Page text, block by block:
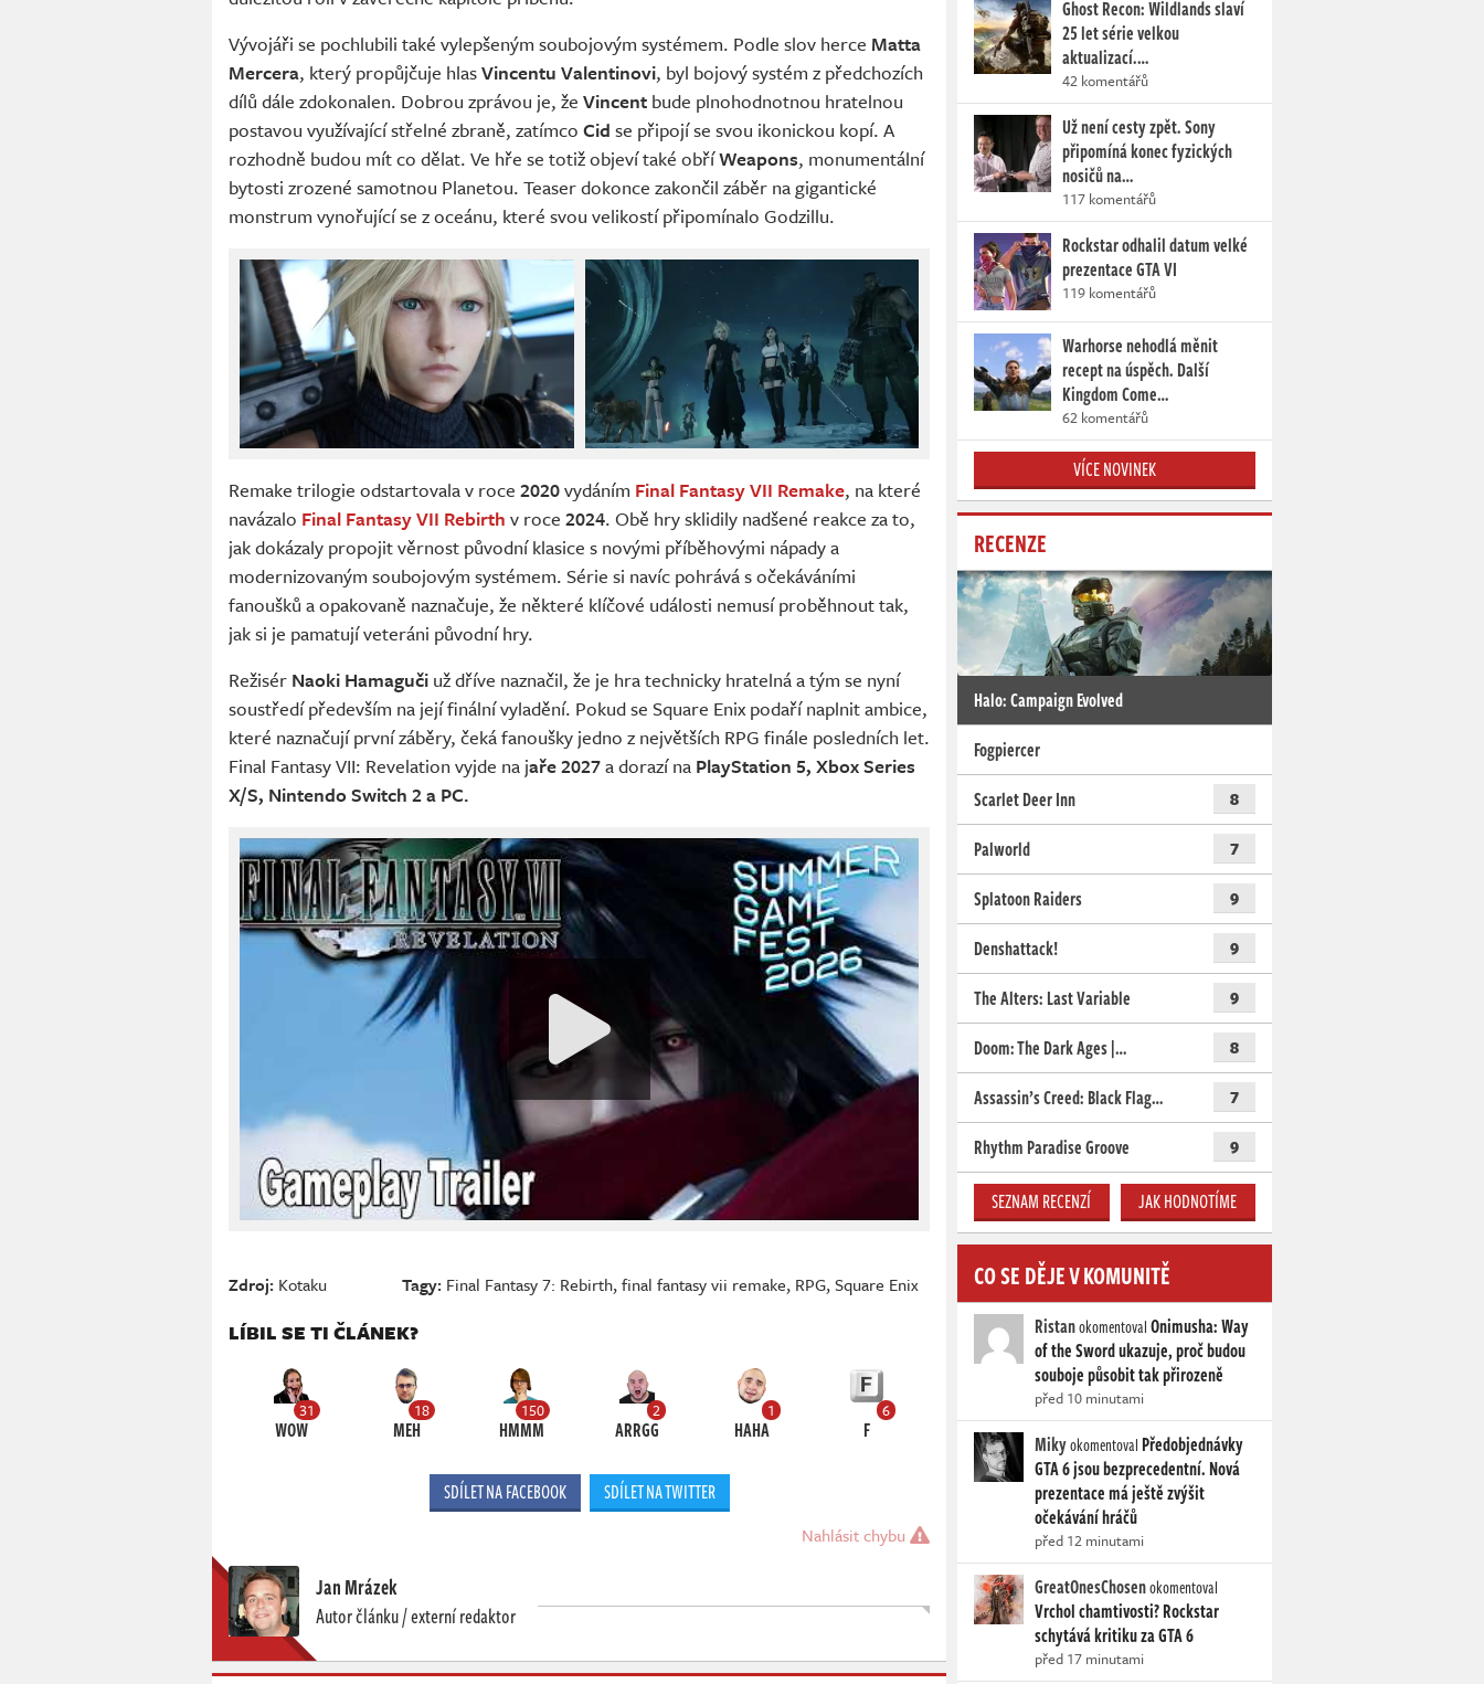
Vývojáři se pochlubili také vylepšeným soubojovým systémem. Podle slov herce Matta
Mercera, který propůjčuje hlasVincentu Valentinovi, byl bojový systém z předchozích
dílů dále zdokonalen. Dobrou zprávou je, že Vincent bude plnohodnotnou hratelnou
postavou využívající střelné zbraně, zatímco Cid se připojí se svou ikonickou kopí. A
rozhodně budou mít co dělat. Ve hře se totiž objeví také obříWeapons, monumentální
bytosti zrozené samotnou Planetou. Teaser dokonce zakončil záběr na gigantické
monstrum vynořující se z oceánu, které svou velikostí připomínalo Godzillu.
Remake trilogie odstartovala v roce 2020vydáním Final Fantasy VII Remake, na které
navázalo Final Fantasy VII Rebirth v roce 2024. Obě hry sklidily nadšené reakce za to,
jak dokázaly propojit věrnost původní klasice s novými příběhovými nápady a
modernizovaným soubojovým systémem. Série si navíc pohrává s očekáváními
fanoušků a opakovaně naznačuje, že některé klíčové události nemusí proběhnout tak,
jak si je pamatují veteráni původní hry.
Režisér Naoki Hamaguči už dříve naznačil, že je hra technicky hratelná a tým se nyní
soustředí především na její finální vyladění. Pokud se Square Enix podaří naplnit ambice,
které naznačují první záběry, čeká fanoušky jedno z největších RPG finále posledních let.
Final Fantasy VII: Revelation vyjde na jaře 2027a dorazí na PlayStation 5, Xbox Series
X/S, Nintendo Switch 2 a PC.
Zdroj: Kotaku Tagy: Final Fantasy 7: Rebirth,final fantasy vii remake, RPG,Square Enix
LÍBIL SE TI ČLÁNEK?
31
WOW
18
MEH
150
HMMM
2
ARRGG
1
HAHA
6
F
SDÍLET NA FACEBOOK SDÍLET NA TWITTER
Nahlásit chybu
Jan Mrázek
Autor článku / externí redaktor
Ghost Recon: Wildlands slaví
25 let série velkou
aktualizací.…
42 komentářů
Už není cesty zpět. Sony
připomíná konec fyzických
nosičů na…
117 komentářů
Rockstar odhalil datum velké
prezentace GTA VI
119 komentářů
Warhorse nehodlá měnit
recept na úspěch. Další
Kingdom Come…
62 komentářů
VÍCE NOVINEK
RECENZE
Halo: Campaign Evolved
Fogpiercer
Scarlet Deer Inn
8
Palworld 7
Splatoon Raiders 9
Denshattack! 9
The Alters: Last Variable 9
Doom: The Dark Ages |… 8
Assassin’s Creed: Black Flag… 7
Rhythm Paradise Groove 9
SEZNAM RECENZÍ JAK HODNOTÍME
CO SE DĚJE V KOMUNITĚ
RistanokomentovalOnimusha: Way
of the Sword ukazuje, proč budou
souboje působit tak přirozeně
před 10 minutami
Mikyokomentoval Předobjednávky
GTA 6 jsou bezprecedentní. Nová
prezentace má ještě zvýšit
očekávání hráčů
před 12 minutami
GreatOnesChosenokomentoval
Vrchol chamtivosti? Rockstar
schytává kritiku za GTA 6
před 17 minutami